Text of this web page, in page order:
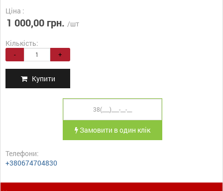
Ціна :
1 000,00 грн. /шт
Кількість:
- +
Купити
Замовити в один клік
Телефони:
+380674704830